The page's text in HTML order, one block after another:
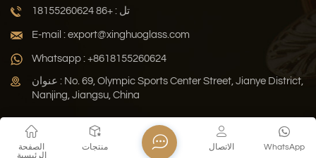
تل : +86 18155260624
E-mail : export@xinghuoglass.com
Whatsapp : +8618155260624
عنوان : No. 69, Olympic Sports Center Street, Jianye District,
Nanjing, Jiangsu, China
Xml سياسة الخصوصية المدونة
خريطة الموقع
الصفحة
الرئيسية
منتجات WhatsApp الاتصال